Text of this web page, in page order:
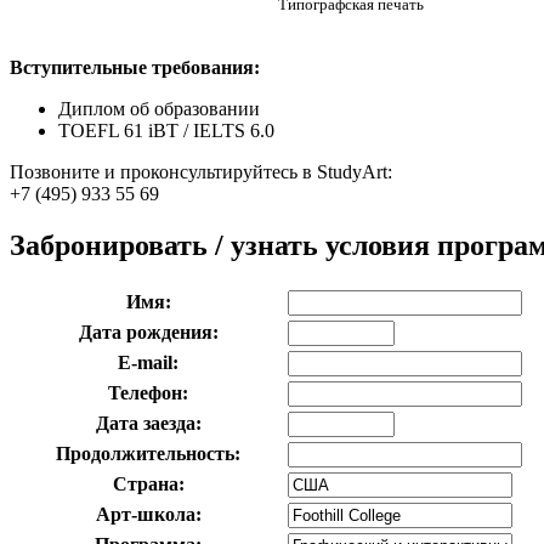
Типографская печать
Вступительные требования:
Диплом об образовании
TOEFL 61 iBT / IELTS 6.0
Позвоните и проконсультируйтесь в StudyArt:
+7 (495) 933 55 69
Забронировать / узнать условия
Имя:
Дата рождения:
E-mail:
Телефон:
Дата заезда:
Продолжительность:
Страна:
Арт-школа: